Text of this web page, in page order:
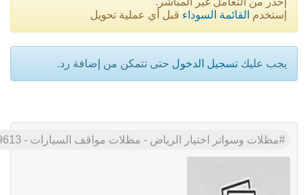
إستخدم القائمة السوداء قبل أي عملية تحويل
يجب عليك تسجيل الدخول حتى تتمكن من إضافة رد.
مظلات وسواتر اختيار الرياض - مظلات مواقف السيارات - 0500559613 - تركيب مظلات المدارس - مظلات جامعات - انواع السواتر الحديثه باقل الاسعار